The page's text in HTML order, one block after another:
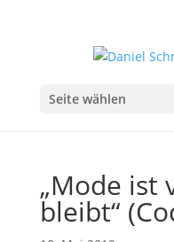
Seite wählen
„Mode ist
bleibt“